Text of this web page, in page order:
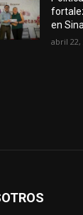
en
abril 22,